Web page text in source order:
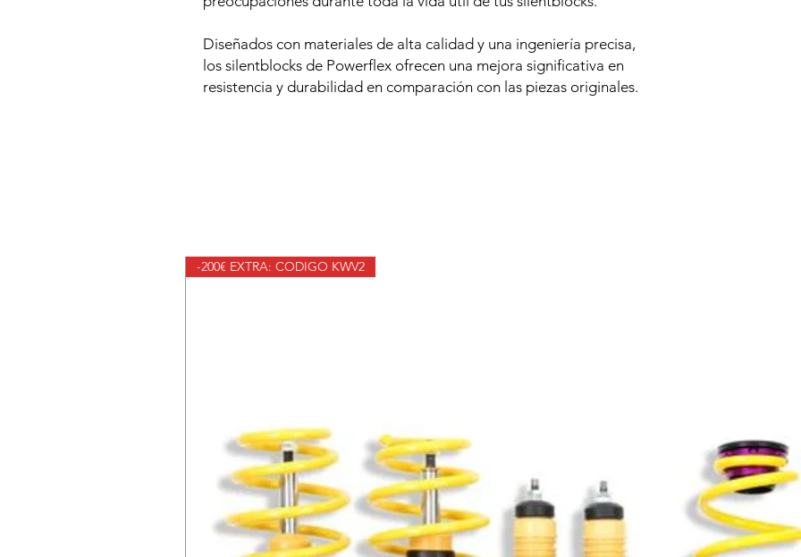
Diseñados con materiales de alta calidad y una ingeniería precisa,
los silentblocks de Powerflex ofrecen una mejora significativa en
resistencia y durabilidad en comparación con las piezas originales.
-200€ EXTRA: CODIGO KWV2